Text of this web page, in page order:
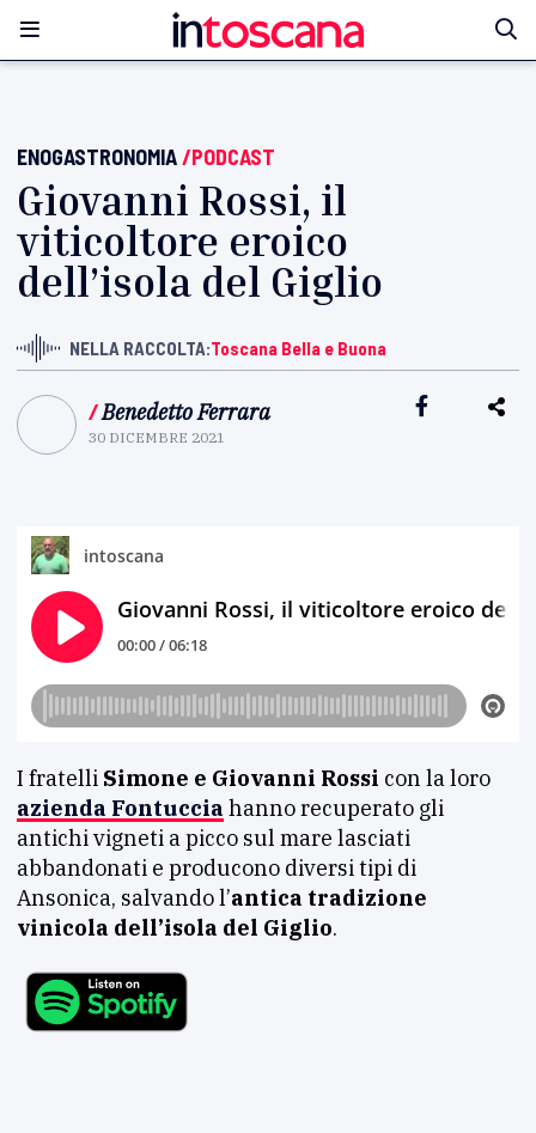
ENOGASTRONOMIA/PODCAST
Giovanni Rossi, il
viticoltore eroico
dell’isola del Giglio
NELLA RACCOLTA:Toscana Bella e Buona
/Benedetto Ferrara
30 DICEMBRE 2021
I fratelli Simone e Giovanni Rossi con la loro
azienda Fontuccia hanno recuperato gli
antichi vigneti a picco sul mare lasciati
abbandonati e producono diversi tipi di
Ansonica, salvando l’antica tradizione
vinicola dell’isola del Giglio.